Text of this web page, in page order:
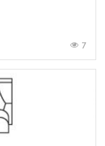
7